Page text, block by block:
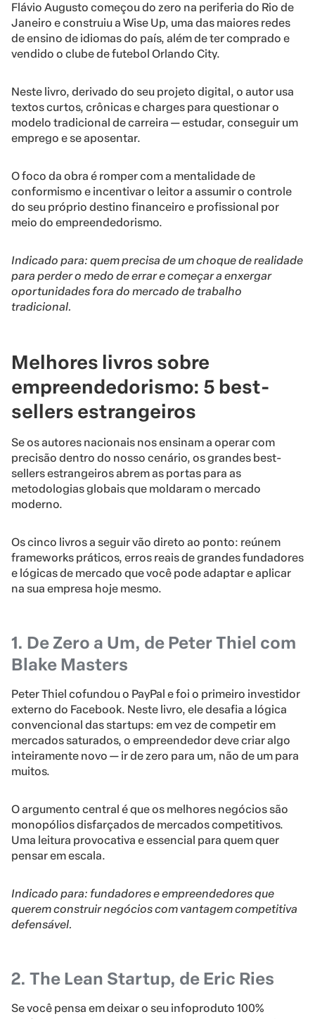
Flávio Augusto começou do zero na periferia do Rio de
Janeiro e construiu a Wise Up, uma das maiores redes
de ensino de idiomas do país, além de ter comprado e
vendido o clube de futebol Orlando City.
Neste livro, derivado do seu projeto digital, o autor usa
textos curtos, crônicas e charges para questionar o
modelo tradicional de carreira — estudar, conseguir um
emprego e se aposentar.
O foco da obra é romper com a mentalidade de
conformismo e incentivar o leitor a assumir o controle
do seu próprio destino financeiro e profissional por
meio do empreendedorismo.
Indicado para: quem precisa de um choque de realidade
para perder o medo de errar e começar a enxergar
oportunidades fora do mercado de trabalho
tradicional.
Melhores livros sobre
empreendedorismo: 5 best-
sellers estrangeiros
Se os autores nacionais nos ensinam a operar com
precisão dentro do nosso cenário, os grandes best-
sellers estrangeiros abrem as portas para as
metodologias globais que moldaram o mercado
moderno.
Os cinco livros a seguir vão direto ao ponto: reúnem
frameworks práticos, erros reais de grandes fundadores
e lógicas de mercado que você pode adaptar e aplicar
na sua empresa hoje mesmo.
1. De Zero a Um, de Peter Thiel com
Blake Masters
Peter Thiel cofundou o PayPal e foi o primeiro investidor
externo do Facebook. Neste livro, ele desafia a lógica
convencional das startups: em vez de competir em
mercados saturados, o empreendedor deve criar algo
inteiramente novo — ir de zero para um, não de um para
muitos.
O argumento central é que os melhores negócios são
monopólios disfarçados de mercados competitivos.
Uma leitura provocativa e essencial para quem quer
pensar em escala.
Indicado para: fundadores e empreendedores que
querem construir negócios com vantagem competitiva
defensável.
2. The Lean Startup, de Eric Ries
Se você pensa em deixar o seu infoproduto 100%